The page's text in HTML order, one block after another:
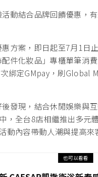
動結合品牌回饋優惠，
方案，即日起至7月1
件化妝品」專櫃單筆消
綁定GMpay，刷Global
發現，結合休閒娛樂與
，全台8店相繼推出多元
動內容帶動人潮與提高來
也可以看看